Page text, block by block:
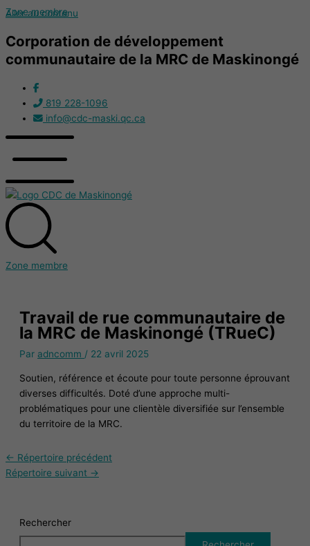
Aller au contenu
Zone membre
Corporation de développement
communautaire de la MRC de Maskinongé
819 228-1096
info@cdc-maski.qc.ca
Zone membre
Travail de rue communautaire de
la MRC de Maskinongé (TRueC)
Par adncomm / 22 avril 2025
Soutien, référence et écoute pour toute personne éprouvant
diverses difficultés. Doté d’une approche multi-
problématiques pour une clientèle diversifiée sur l’ensemble
du territoire de la MRC.
← Répertoire précédent
Répertoire suivant →
Rechercher